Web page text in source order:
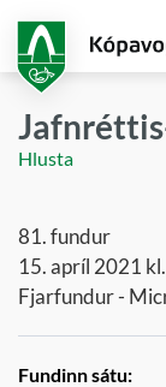
aðalefni
Hlusta
81. fundur
15. apríl 2021
Fjarfundur -
Fundinn sátu: